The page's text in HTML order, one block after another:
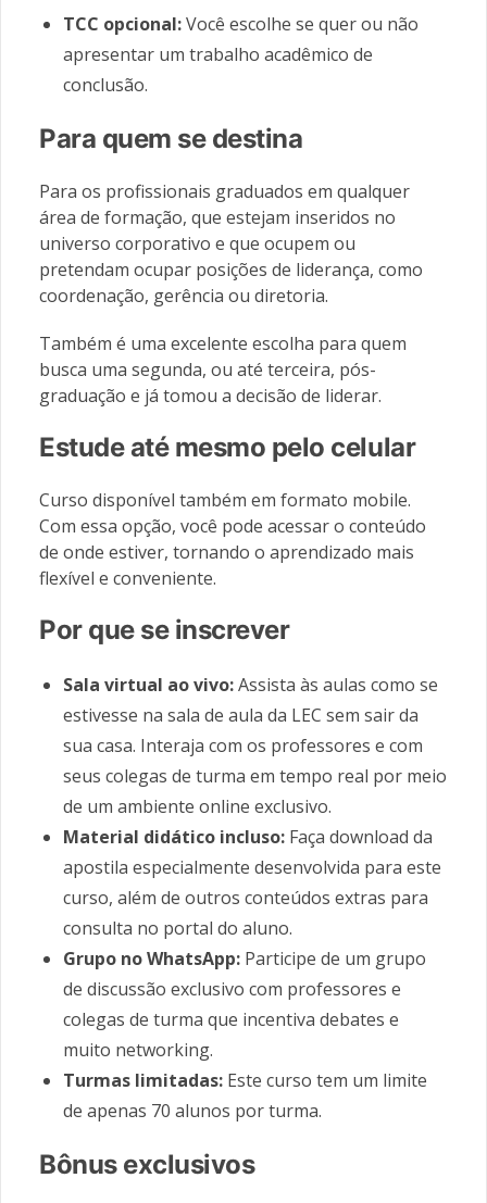
TCC opcional:Você escolhe se quer ou não
apresentar um trabalho acadêmico de
conclusão.
Para quem se destina
Para os profissionais graduados em qualquer
área de formação, que estejam inseridos no
universo corporativo e que ocupem ou
pretendam ocupar posições de liderança, como
coordenação, gerência ou diretoria.
Também é uma excelente escolha para quem
busca uma segunda, ou até terceira, pós-
graduação e já tomou a decisão de liderar.
Estude até mesmo pelo celular
Curso disponível também em formato mobile.
Com essa opção, você pode acessar o conteúdo
de onde estiver, tornando o aprendizado mais
flexível e conveniente.
Por que se inscrever
Sala virtual ao vivo:Assista às aulas como se
estivesse na sala de aula da LEC sem sair da
sua casa. Interaja com os professores e com
seus colegas de turma em tempo real por meio
de um ambiente online exclusivo.
Material didático incluso: Faça download da
apostila especialmente desenvolvida para este
curso, além de outros conteúdos extras para
consulta no portal do aluno.
Grupo no WhatsApp: Participe de um grupo
de discussão exclusivo com professores e
colegas de turma que incentiva debates e
muito networking.
Turmas limitadas: Este curso tem um limite
de apenas 70 alunos por turma.
Bônus exclusivos